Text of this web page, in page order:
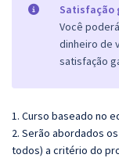
Satisfação
Você
dinheiro de
satisfação
1. Curso baseado no
2. Serão abordados
todos) a critério do